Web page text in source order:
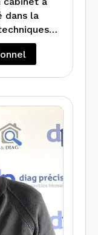
dans la
de
vente,
enjeux
de nos